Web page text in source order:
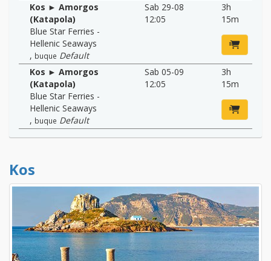
Kos ► Amorgos
(Katapola)
Blue Star Ferries -
Hellenic Seaways
, buque Default
Sab 29-08
12:05
3h
15m
Kos ► Amorgos
(Katapola)
Blue Star Ferries -
Hellenic Seaways
, buque Default
Sab 05-09
12:05
3h
15m
Kos